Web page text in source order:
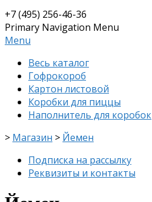
+7 (495) 256-46-36
Primary Navigation Menu
Menu
Весь каталог
Гофрокороб
Картон листовой
Коробки для пиццы
Наполнитель для коробок
> Магазин > Йемен
Подписка на рассылку
Реквизиты и контакты